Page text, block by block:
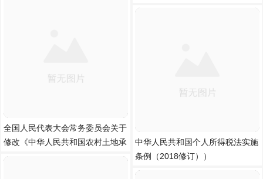
全国人民代表大会常务委员会关于
修改《中华人民共和国农村土地承
中华人民共和国个人所得税法实施
条例（2018修订））